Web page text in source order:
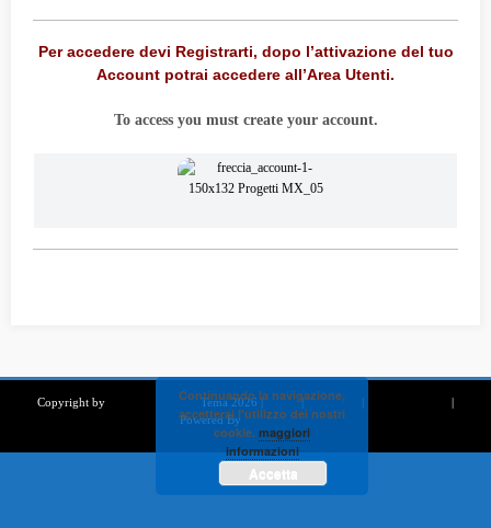
Per accedere devi Registrarti, dopo l’attivazione del tuo
Account potrai accedere all’Area Utenti.
To access you must create your account.
Copyright by Elettronica AudioTema 2026 |GDPR|PRIVACY
Powered By SpiceThemes
Continuando la navigazione,
accetterai l'utilizzo dei nostri
cookie. maggiori
informazioni
Accetta